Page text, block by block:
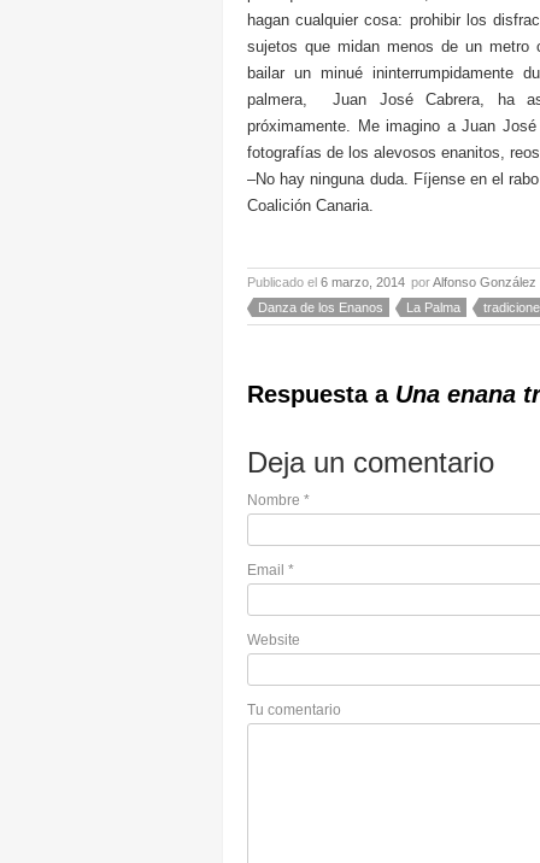
hagan cualquier cosa: prohibir los
sujetos que midan menos de un
bailar un minué ininterrumpidamente
palmera, Juan José Cabrera, ha
próximamente. Me imagino a Juan
fotografías de los alevosos enanitos,
–No hay ninguna duda. Fíjense en el
Coalición Canaria.
Publicado el 6 marzo, 2014 porAlfonso González
Danza de los Enanos
La Palma
Respuesta a Una enana
Deja un comentario
Nombre *
Email *
Website
Tu comentario